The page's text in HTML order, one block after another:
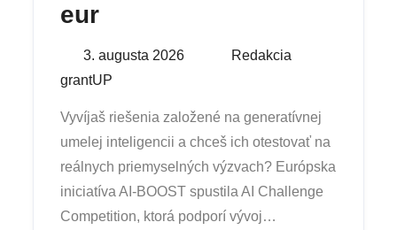
eur
Posted
on
3. augusta 2026
Redakcia
grantUP
Vyvíjaš riešenia založené na generatívnej
umelej inteligencii a chceš ich otestovať na
reálnych priemyselných výzvach? Európska
iniciatíva AI-BOOST spustila AI Challenge
Competition, ktorá podporí vývoj…